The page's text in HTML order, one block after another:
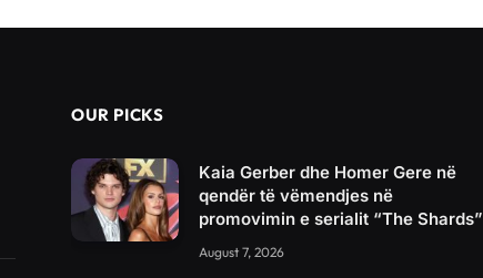
OUR PICKS
Kaia Gerber dhe Homer Gere në
qendër të vëmendjes në
promovimin e serialit “The Shards”
August 7, 2026